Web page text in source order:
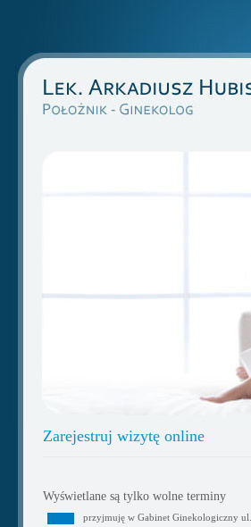
Zarejestruj wizytę online
Wyświetlane są tylko wolne terminy
przyjmuję w Gabinet Ginekologiczny